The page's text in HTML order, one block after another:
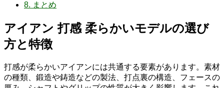
8. まとめ
アイアン 打感 柔らかいモデルの選び
方と特徴
打感が柔らかいアイアンには共通する要素があります。素材
の種類、鍛造や鋳造などの製法、打点裏の構造、フェースの